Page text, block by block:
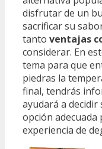
disfrutar de un
sacrificar su
tanto ventajas
considerar. En
tema para que
piedras la
final, tendrás
ayudará a decidir
opción
experiencia de